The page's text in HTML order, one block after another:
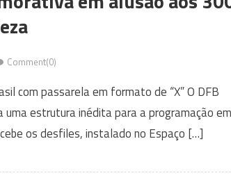
Comment(0)
com passarela em formato de “X” O DFB
estrutura inédita para a programação em
os desfiles, instalado no Espaço […]